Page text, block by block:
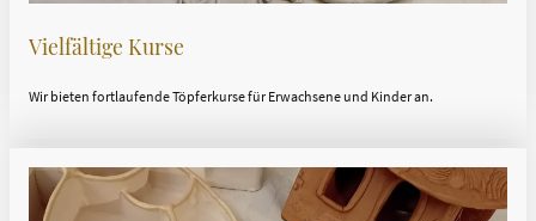
Vielfältige Kurse
Wir bieten fortlaufende Töpferkurse für Erwachsene und Kinder an.